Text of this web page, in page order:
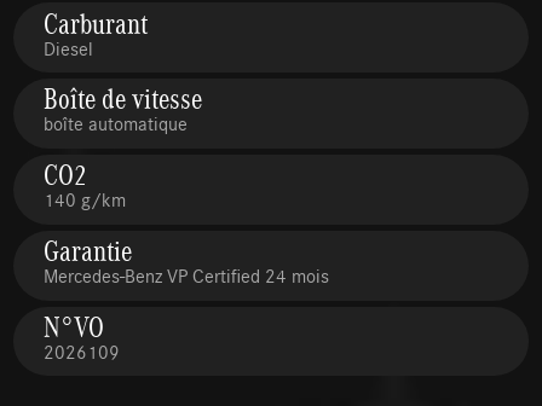
Carburant
Diesel
Boîte de vitesse
boîte automatique
CO2
140 g/km
Garantie
Mercedes-Benz VP Certified 24 mois
N°VO
2026109